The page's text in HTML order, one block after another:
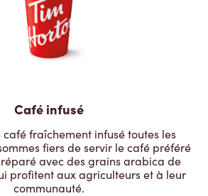
Café infusé
café fraîchement infusé toutes les
fiers de servir le café préféré
avec des grains arabica de
profitent aux agriculteurs et à leur
communauté.